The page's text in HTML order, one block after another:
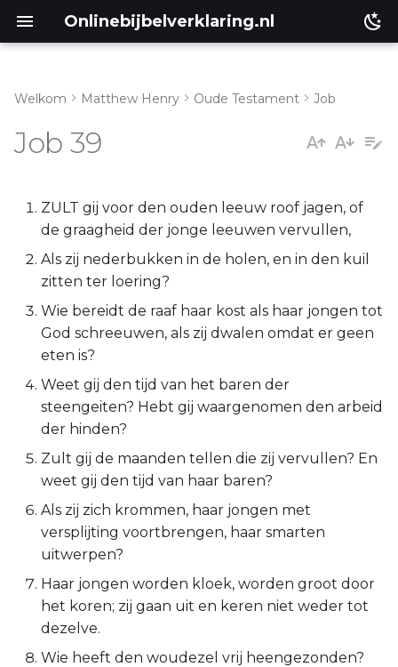
Onlinebijbelverklaring.nl
Job 39:16-21
Job 39:22-28
Job 39:34-38
Lukas
Johannes
Romeinen
1 Korinthe
2 Korinthe
Galaten
Éfeze
Filipenzen
Kolossenzen
Welkom Matthew Henry Oude Testament Job
Job 39
ZULT gij voor den ouden leeuw roof jagen, of
de graagheid der jonge leeuwen vervullen,
Als zij nederbukken in de holen, en in den kuil
zitten ter loering?
Wie bereidt de raaf haar kost als haar jongen tot
God schreeuwen, als zij dwalen omdat er geen
eten is?
Weet gij den tijd van het baren der
steengeiten? Hebt gij waargenomen den arbeid
der hinden?
Zult gij de maanden tellen die zij vervullen? En
weet gij den tijd van haar baren?
Als zij zich krommen, haar jongen met
versplijting voortbrengen, haar smarten
uitwerpen?
Haar jongen worden kloek, worden groot door
het koren; zij gaan uit en keren niet weder tot
dezelve.
Wie heeft den woudezel vrij heengezonden?